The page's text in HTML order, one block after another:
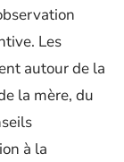
Les
autour de la
la mère, du
à la